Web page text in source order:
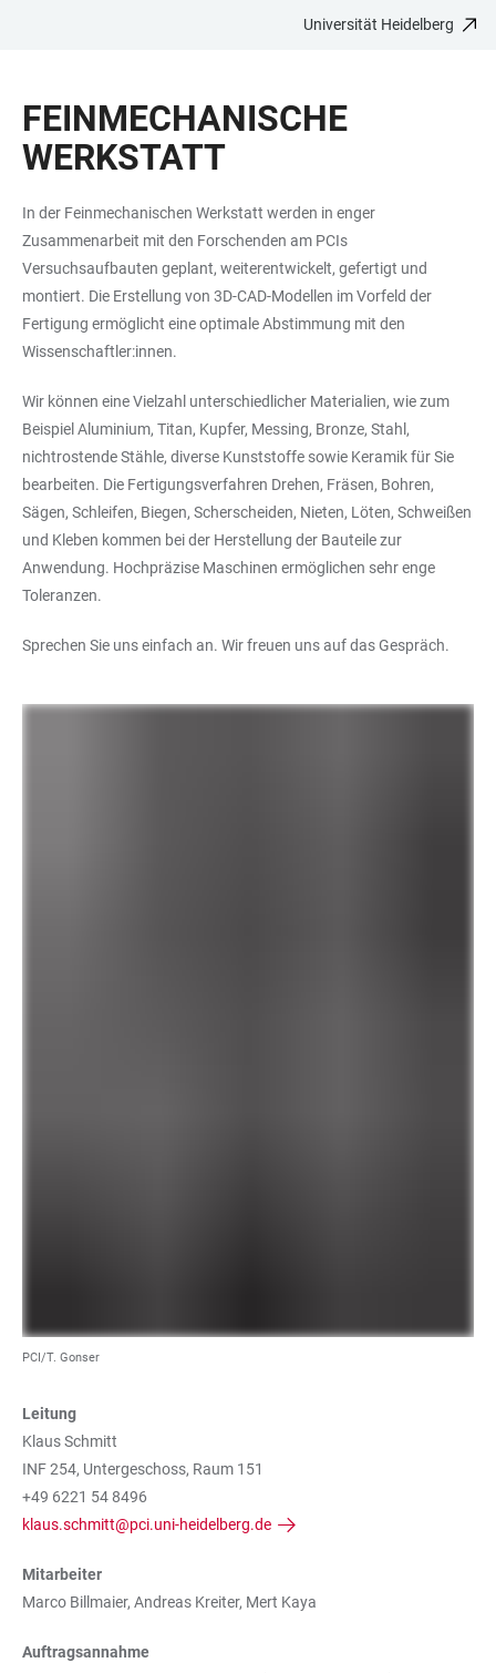
BARRIEREFREIHEIT
Universität Heidelberg
FEINMECHANISCHE
WERKSTATT
In der Feinmechanischen Werkstatt werden in enger
Zusammenarbeit mit den Forschenden am PCIs
Versuchsaufbauten geplant, weiterentwickelt, gefertigt und
montiert. Die Erstellung von 3D-CAD-Modellen im Vorfeld der
Fertigung ermöglicht eine optimale Abstimmung mit den
Wissenschaftler:innen.
Wir können eine Vielzahl unterschiedlicher Materialien, wie zum
Beispiel Aluminium, Titan, Kupfer, Messing, Bronze, Stahl,
nichtrostende Stähle, diverse Kunststoffe sowie Keramik für Sie
bearbeiten. Die Fertigungsverfahren Drehen, Fräsen, Bohren,
Sägen, Schleifen, Biegen, Scherscheiden, Nieten, Löten, Schweißen
und Kleben kommen bei der Herstellung der Bauteile zur
Anwendung. Hochpräzise Maschinen ermöglichen sehr enge
Toleranzen.
Sprechen Sie uns einfach an. Wir freuen uns auf das Gespräch.
PCI/T. Gonser
Leitung
Klaus Schmitt
INF 254, Untergeschoss, Raum 151
+49 6221 54 8496
klaus.schmitt@pci.uni-heidelberg.de
Mitarbeiter
Marco Billmaier, Andreas Kreiter, Mert Kaya
Auftragsannahme